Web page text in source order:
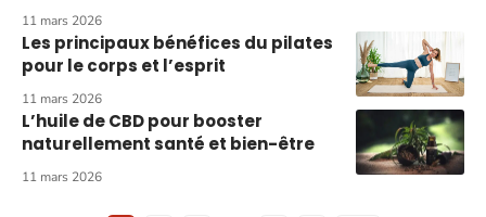
11 mars 2026
Les principaux bénéfices du pilates
pour le corps et l’esprit
11 mars 2026
L’huile de CBD pour booster
naturellement santé et bien-être
11 mars 2026